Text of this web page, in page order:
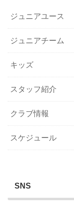
ジュニアユース
ジュニアチーム
キッズ
スタッフ紹介
クラブ情報
スケジュール
SNS